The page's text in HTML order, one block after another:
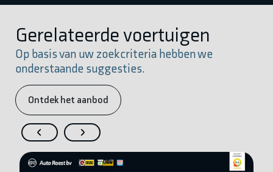
Gerelateerde voertuigen
Op basis van uw zoekcriteria hebben we
onderstaande suggesties.
Ontdek het aanbod